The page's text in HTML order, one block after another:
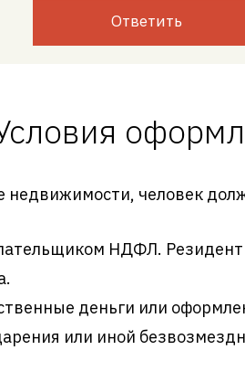
Ответить
человек
НДФЛ.
деньги или
или иной